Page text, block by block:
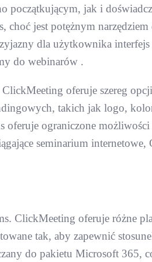
początkującym, jak i
jest potężnym narzędziem
dla użytkownika interfejs
do webinarów .
oferuje szereg
takich jak logo,
oferuje ograniczone
seminarium internetowe,
ClickMeeting oferuje różne
tak, aby zapewnić
do pakietu Microsoft 365,